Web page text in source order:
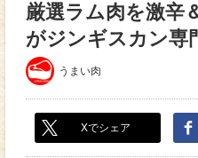
厳選ラム肉を激辛
がジンギスカン専
うまい肉
Xでシェア